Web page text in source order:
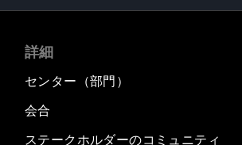
詳細
センター（部門）
会合
ステークホルダーのコミュニティ